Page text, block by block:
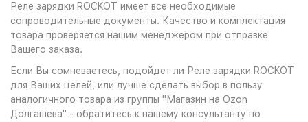
Реле зарядки ROCKOT имеет все необходимые
сопроводительные документы. Качество и комплектация
товара проверяется нашим менеджером при отправке
Вашего заказа.
Если Вы сомневаетесь, подойдет ли Реле зарядки ROCKOT
для Ваших целей, или лучше сделать выбор в пользу
аналогичного товара из группы "Магазин на Ozon
Долгашева" - обратитесь к нашему консультанту по